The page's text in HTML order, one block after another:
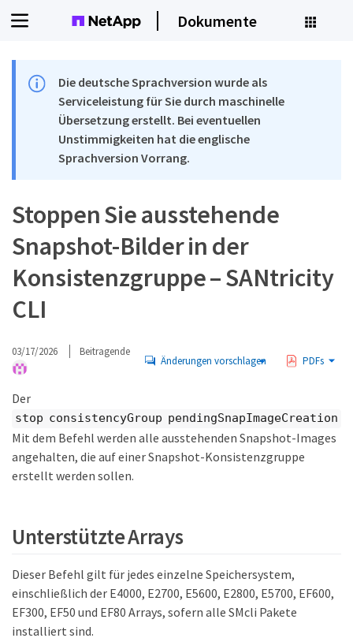
Dokumente
Die deutsche Sprachversion wurde als
Serviceleistung für Sie durch maschinelle
Übersetzung erstellt. Bei eventuellen
Unstimmigkeiten hat die englische
Sprachversion Vorrang.
Stoppen Sie ausstehende
Snapshot-Bilder in der
Konsistenzgruppe – SANtricity
CLI
03/17/2026 Beitragende
Änderungen vorschlagen PDFs
Der
stop consistencyGroup pendingSnapImageCreation
Mit dem Befehl werden alle ausstehenden Snapshot-Images
angehalten, die auf einer Snapshot-Konsistenzgruppe
erstellt werden sollen.
Unterstützte Arrays
Dieser Befehl gilt für jedes einzelne Speichersystem,
einschließlich der E4000, E2700, E5600, E2800, E5700, EF600,
EF300, EF50 und EF80 Arrays, sofern alle SMcli Pakete
installiert sind.